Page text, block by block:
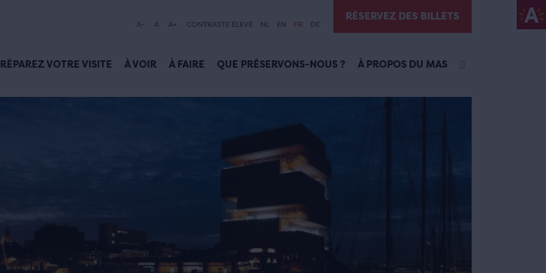
A- A A+ CONTRASTE ÉLEVÉ NL EN FR DE
RÉSERVEZ DES BILLETS
VOTRE VISITE À VOIR À FAIRE QUE PRÉSERVONS-NOUS ? À PROPOS DU MAS